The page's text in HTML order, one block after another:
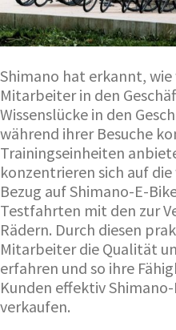
Shimano hat erkannt,
Mitarbeiter in den
Wissenslücke in den
während ihrer Besuche
Trainingseinheiten
konzentrieren sich auf
Bezug auf Shimano-E-
Testfahrten mit den zur
Rädern. Durch diesen
Mitarbeiter die Qualität
erfahren und so ihre
Kunden effektiv
verkaufen.